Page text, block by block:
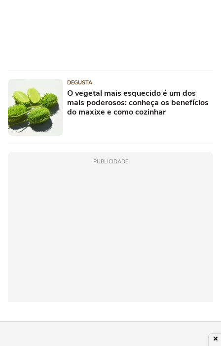
DEGUSTA
O vegetal mais esquecido é um dos
mais poderosos: conheça os benefícios
do maxixe e como cozinhar
PUBLICIDADE